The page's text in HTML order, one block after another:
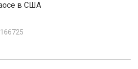
в США
166725